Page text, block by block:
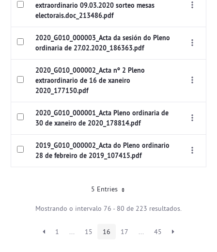
extraordinario 09.03.2020 sorteo mesas
electorais.doc_213486.pdf
2020_G010_000003_Acta da sesión do Pleno
ordinaria de 27.02.2020_186363.pdf
2020_G010_000002_Acta nº 2 Pleno
extraordinario de 16 de xaneiro
2020_177150.pdf
2020_G010_000001_Acta Pleno ordinaria de
30 de xaneiro de 2020_178814.pdf
2019_G010_000002_Acta do Pleno ordinario
28 de febreiro de 2019_107415.pdf
5 Entries
Mostrando o intervalo 76 - 80 de 223 resultados.
1 ... 15 16 17 ... 45